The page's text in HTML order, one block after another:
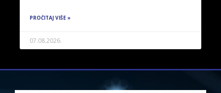
PROČITAJ VIŠE »
07.08.2026.